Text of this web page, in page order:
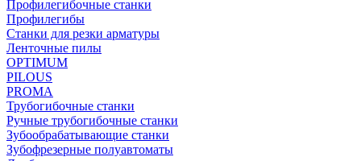
Профилегибочные станки
Профилегибы
Станки для резки арматуры
Ленточные пилы
OPTIMUM
PILOUS
PROMA
Трубогибочные станки
Ручные трубогибочные станки
Зубообрабатывающие станки
Зубофрезерные полуавтоматы